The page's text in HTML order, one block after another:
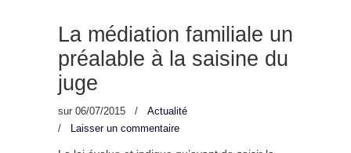
La médiation familiale un
préalable à la saisine du
juge
sur 06/07/2015 /
Actualité
/
Laisser un commentaire